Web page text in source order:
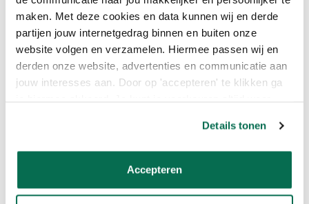
maken. Met deze cookies en data kunnen wij en derde
partijen jouw internetgedrag binnen en buiten onze
website volgen en verzamelen. Hiermee passen wij en
derden onze website, advertenties en communicatie aan
jouw interesses aan. Door op 'accepteren' te klikken ga
Details tonen
Accepteren
Sneldrogend
Geschikt voor parket, meubels, trappen, tafelbladen
Slijt- en stootvast
Geschikt voor zacht- en hardhout zoals grenen, vuren, eiken
Makkelijk te verwerken